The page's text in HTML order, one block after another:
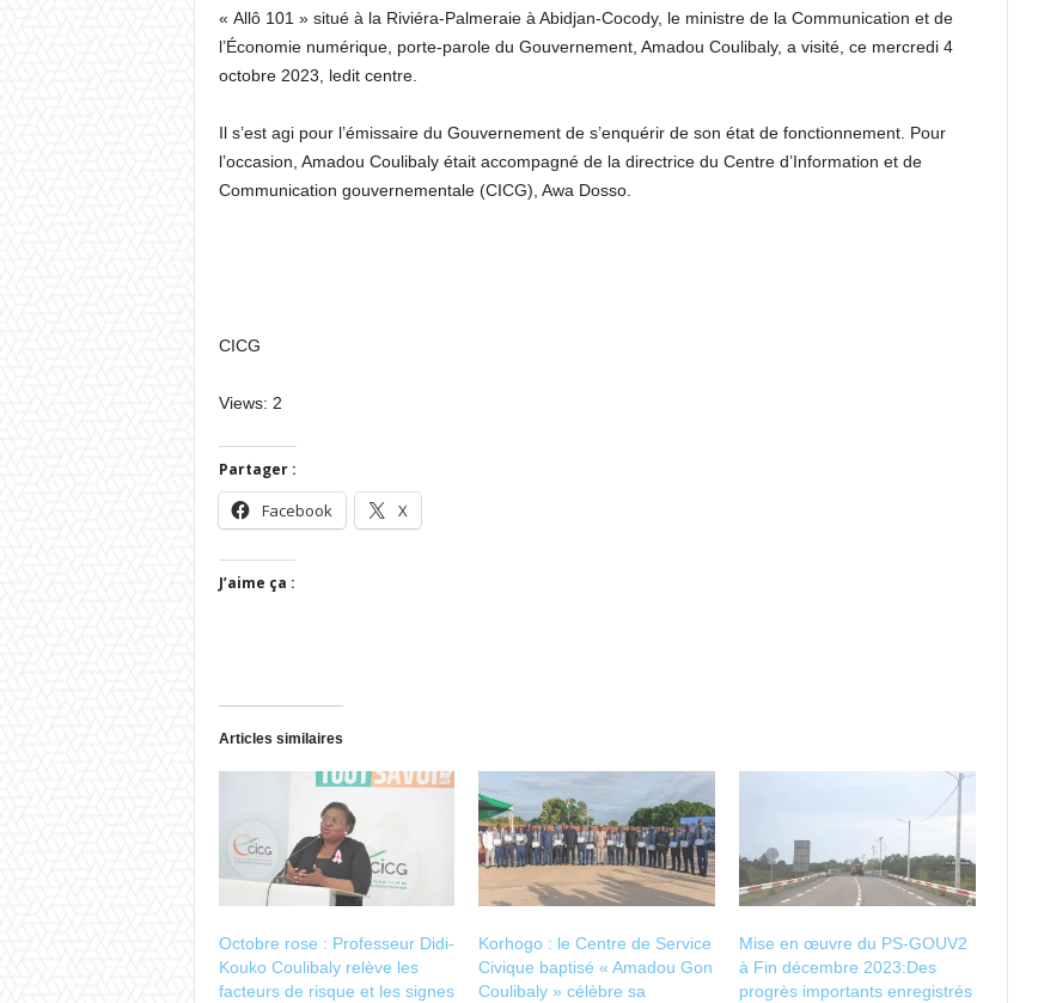
« Allô 101 » situé à la Riviéra-Palmeraie à Abidjan-Cocody, le ministre de la Communication et de
l’Économie numérique, porte-parole du Gouvernement, Amadou Coulibaly, a visité, ce mercredi 4
octobre 2023, ledit centre.
Il s’est agi pour l’émissaire du Gouvernement de s’enquérir de son état de fonctionnement. Pour
l’occasion, Amadou Coulibaly était accompagné de la directrice du Centre d’Information et de
Communication gouvernementale (CICG), Awa Dosso.
CICG
Views: 2
Partager :
Facebook X
J’aime ça :
Articles similaires
Octobre rose : Professeur Didi-
Kouko Coulibaly relève les
facteurs de risque et les signes
Korhogo : le Centre de Service
Civique baptisé « Amadou Gon
Coulibaly » célèbre sa
Mise en œuvre du PS-GOUV2
à Fin décembre 2023:Des
progrès importants enregistrés